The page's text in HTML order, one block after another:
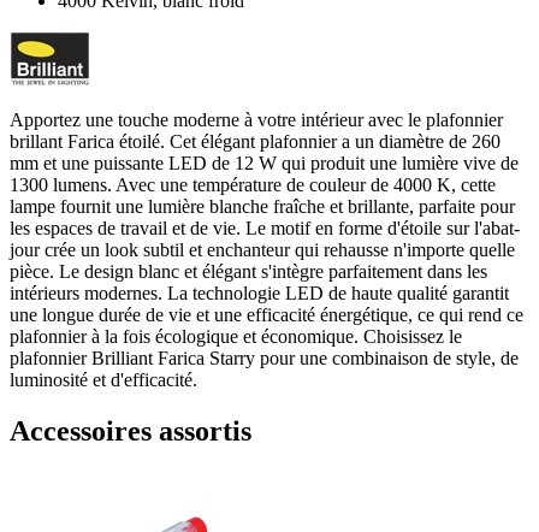
Apportez une touche moderne à votre intérieur avec le plafonnier
brillant Farica étoilé. Cet élégant plafonnier a un diamètre de 260
mm et une puissante LED de 12 W qui produit une lumière vive de
1300 lumens. Avec une température de couleur de 4000 K, cette
lampe fournit une lumière blanche fraîche et brillante, parfaite pour
les espaces de travail et de vie. Le motif en forme d'étoile sur l'abat-
jour crée un look subtil et enchanteur qui rehausse n'importe quelle
pièce. Le design blanc et élégant s'intègre parfaitement dans les
intérieurs modernes. La technologie LED de haute qualité garantit
une longue durée de vie et une efficacité énergétique, ce qui rend ce
plafonnier à la fois écologique et économique. Choisissez le
plafonnier Brilliant Farica Starry pour une combinaison de style, de
luminosité et d'efficacité.
Accessoires assortis